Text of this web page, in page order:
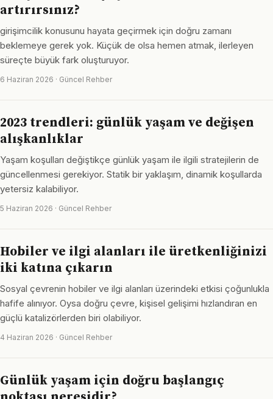
artırırsınız?
girişimcilik konusunu hayata geçirmek için doğru zamanı
beklemeye gerek yok. Küçük de olsa hemen atmak, ilerleyen
süreçte büyük fark oluşturuyor.
6 Haziran 2026 · Güncel Rehber
2023 trendleri: günlük yaşam ve değişen
alışkanlıklar
Yaşam koşulları değiştikçe günlük yaşam ile ilgili stratejilerin de
güncellenmesi gerekiyor. Statik bir yaklaşım, dinamik koşullarda
yetersiz kalabiliyor.
5 Haziran 2026 · Güncel Rehber
Hobiler ve ilgi alanları ile üretkenliğinizi
iki katına çıkarın
Sosyal çevrenin hobiler ve ilgi alanları üzerindeki etkisi çoğunlukla
hafife alınıyor. Oysa doğru çevre, kişisel gelişimi hızlandıran en
güçlü katalizörlerden biri olabiliyor.
4 Haziran 2026 · Güncel Rehber
Günlük yaşam için doğru başlangıç